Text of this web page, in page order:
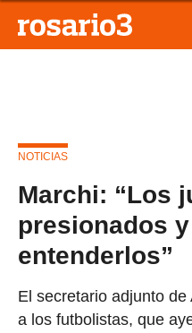
NOTICIAS
Marchi: “Los
presionados
entenderlos”
El secretario adjunto
a los futbolistas, que